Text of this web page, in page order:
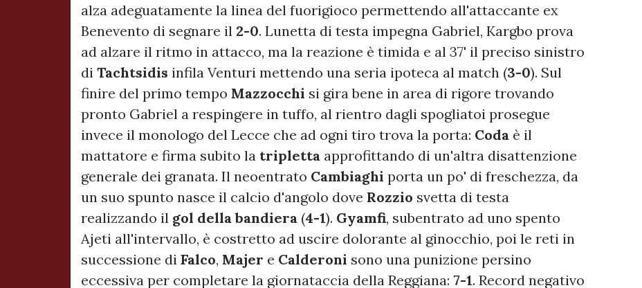
alza adeguatamente la linea del fuorigioco permettendo all'attaccante ex
Benevento di segnare il 2-0. Lunetta di testa impegna Gabriel, Kargbo prova
ad alzare il ritmo in attacco, ma la reazione è timida e al 37' il preciso sinistro
di Tachtsidis infila Venturi mettendo una seria ipoteca al match (3-0). Sul
finire del primo tempo Mazzocchi si gira bene in area di rigore trovando
pronto Gabriel a respingere in tuffo, al rientro dagli spogliatoi prosegue
invece il monologo del Lecce che ad ogni tiro trova la porta: Coda è il
mattatore e firma subito la tripletta approfittando di un'altra disattenzione
generale dei granata. Il neoentrato Cambiaghi porta un po' di freschezza, da
un suo spunto nasce il calcio d'angolo dove Rozzio svetta di testa
realizzando il gol della bandiera (4-1). Gyamfi, subentrato ad uno spento
Ajeti all'intervallo, è costretto ad uscire dolorante al ginocchio, poi le reti in
successione di Falco, Majer e Calderoni sono una punizione persino
eccessiva per completare la giornataccia della Reggiana: 7-1. Record negativo